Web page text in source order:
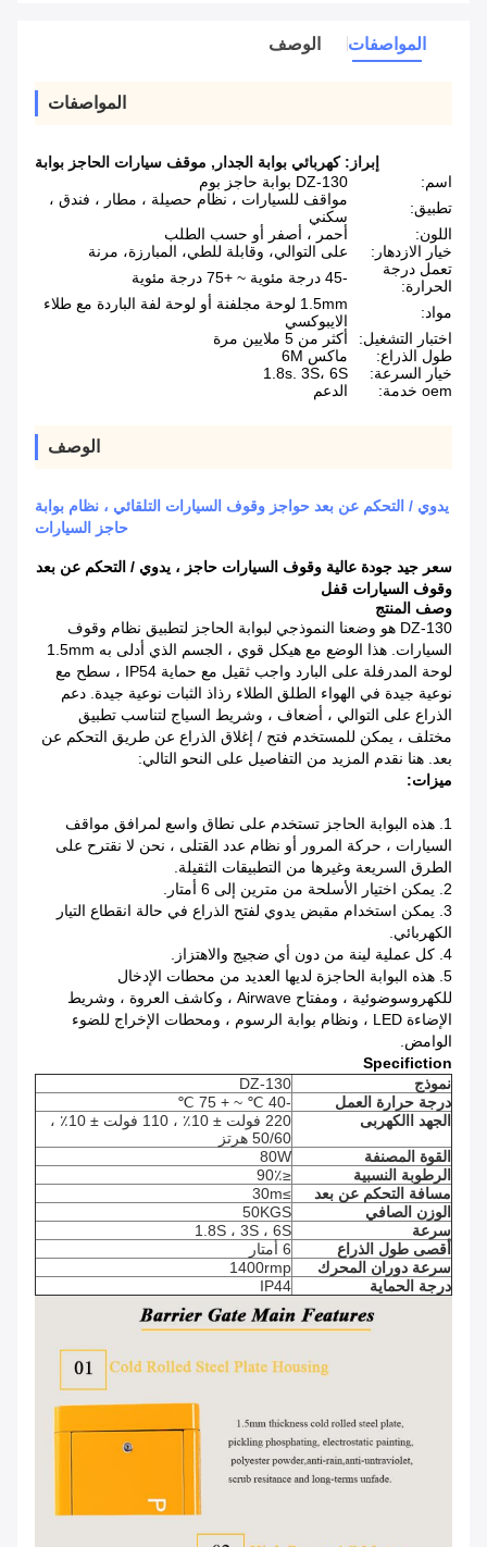
المواصفات الوصف
المواصفات
إبراز:كهربائي بوابة الجدار , موقف سيارات الحاجز بوابة
اسم:
DZ-130 بوابة حاجز بوم
تطبيق:
مواقف للسيارات ، نظام حصيلة ، مطار ، فندق ،
سكني
اللون:
أحمر ، أصفر أو حسب الطلب
خيار الازدهار:
على التوالي، وقابلة للطي، المبارزة، مرنة
تعمل درجة
الحرارة:
-45 درجة مئوية ~ +75 درجة مئوية
مواد:
1.5mm لوحة مجلفنة أو لوحة لفة الباردة مع طلاء
الايبوكسي
اختبار التشغيل:
أكثر من 5 ملايين مرة
طول الذراع:
ماكس 6M
خيار السرعة:
1.8s. 3S، 6S
oem خدمة:
الدعم
الوصف
يدوي / التحكم عن بعد حواجز وقوف السيارات التلقائي ، نظام بوابة
حاجز السيارات
سعر جيد جودة عالية وقوف السيارات حاجز ، يدوي / التحكم عن بعد
وقوف السيارات قفل
وصف المنتج
DZ-130 هو وضعنا النموذجي لبوابة الحاجز لتطبيق نظام وقوف
السيارات.
هذا الوضع مع هيكل قوي ، الجسم الذي أدلى به 1.5mm
لوحة المدرفلة على البارد واجب ثقيل مع حماية IP54 ، سطح مع
نوعية جيدة في الهواء الطلق الطلاء رذاذ الثبات نوعية جيدة. دعم
الذراع على التوالي ، أضعاف ، وشريط السياج لتناسب تطبيق
مختلف ، يمكن للمستخدم فتح / إغلاق الذراع عن طريق التحكم عن
بعد. هنا نقدم المزيد من التفاصيل على النحو التالي:
ميزات:
1. هذه البوابة الحاجز تستخدم على نطاق واسع لمرافق مواقف
السيارات ، حركة المرور أو نظام عدد القتلى ، نحن لا نقترح على
الطرق السريعة وغيرها من التطبيقات الثقيلة.
2. يمكن اختيار الأسلحة من مترين إلى 6 أمتار.
3. يمكن استخدام مقبض يدوي لفتح الذراع في حالة انقطاع التيار
الكهربائي.
4. كل عملية لينة من دون أي ضجيج والاهتزاز.
5. هذه البوابة الحاجزة لديها العديد من محطات الإدخال
للكهروسوضوئية ، ومفتاح Airwave ، وكاشف العروة ، وشريط
الإضاءة LED ، ونظام بوابة الرسوم ، ومحطات الإخراج للضوء
الوامض.
Specifiction
نموذج
DZ-130
درجة حرارة العمل
-40 ℃ ~ + 75 ℃
الجهد االكهربى
220 فولت ± 10٪ ، 110 فولت ± 10٪ ،
50/60 هرتز
القوة المصنفة
80W
الرطوبة النسبية
≤90٪
مسافة التحكم عن بعد
≥30m
الوزن الصافي
50KGS
سرعة
1.8S ، 3S ، 6S
أقصى طول الذراع
6 أمتار
سرعة دوران المحرك
1400rmp
درجة الحماية
IP44